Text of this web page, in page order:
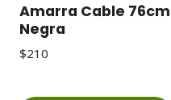
Amarra Cable 76cm
Negra
$210